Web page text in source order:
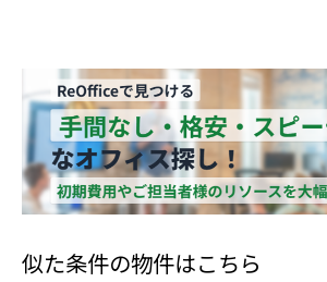
似た条件の物件はこちら